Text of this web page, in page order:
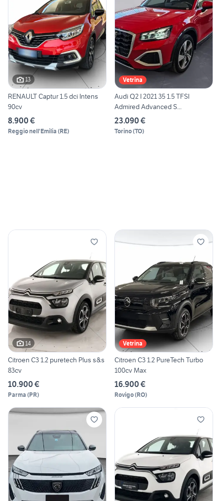
13
RENAULT Captur 1.5 dci Intens
90cv
8.900 €
Reggio nell'Emilia (RE)
Vetrina
Audi Q2 I 2021 35 1.5 TFSI
Admired Advanced S...
23.090 €
Torino(TO)
14
Citroen C3 1.2 puretech Plus s&s
83cv
10.900 €
Parma (PR)
Vetrina
Citroen C3 1.2 PureTech Turbo
100cv Max
16.900 €
Rovigo(RO)